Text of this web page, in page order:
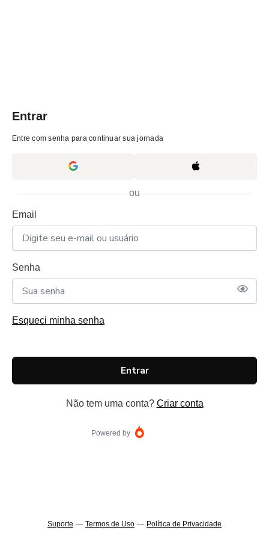
Entrar
Entre com senha para continuar sua jornada
ou
Email
Senha
Esqueci minha senha
Entrar
Não tem uma conta? Criar conta
Powered by
Suporte — Termos de Uso — Política de Privacidade